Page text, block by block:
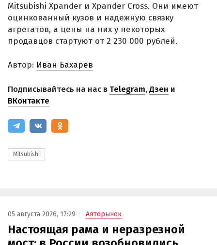
Mitsubishi Xpander и Xpander Cross. Они имеют
оцинкованный кузов и надежную связку
агрегатов, а цены на них у некоторых
продавцов стартуют от 2 230 000 рублей.
Автор: Иван Бахарев
Подписывайтесь на нас в Telegram,Дзен и
ВКонтакте
Mitsubishi
05 августа 2026, 17:29 Авторынок
Настоящая рама и неразрезной